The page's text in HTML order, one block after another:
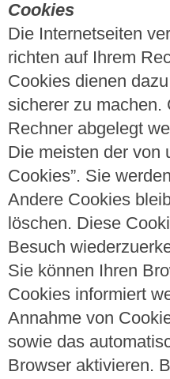
Cookies
Die Internetseiten
richten auf Ihrem
Cookies dienen
sicherer zu machen.
Rechner abgelegt
Die meisten der von
Cookies”. Sie
Andere Cookies
löschen. Diese
Besuch
Sie können Ihren
Cookies informiert
Annahme von
sowie das
Browser aktivieren.